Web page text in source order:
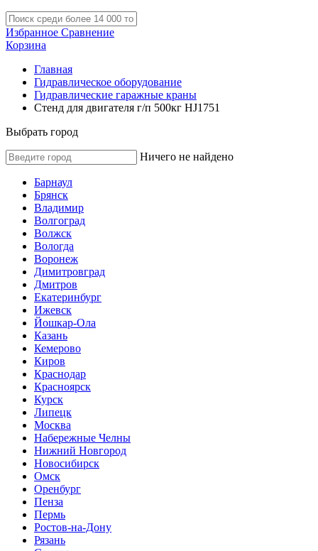
Избранное Сравнение
Корзина
Главная
Гидравлическое оборудование
Гидравлические гаражные краны
Стенд для двигателя г/п 500кг HJ1751
Выбрать город
Ничего не найдено
Барнаул
Брянск
Владимир
Волгоград
Волжск
Вологда
Воронеж
Димитровград
Дмитров
Екатеринбург
Ижевск
Йошкар-Ола
Казань
Кемерово
Киров
Краснодар
Красноярск
Курск
Липецк
Москва
Набережные Челны
Нижний Новгород
Новосибирск
Омск
Оренбург
Пенза
Пермь
Ростов-на-Дону
Рязань